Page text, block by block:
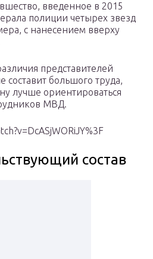
введенное в 2015
полиции четырех звезд
с нанесением вверху
представителей
большого труда,
лучше ориентироваться
МВД.
состав